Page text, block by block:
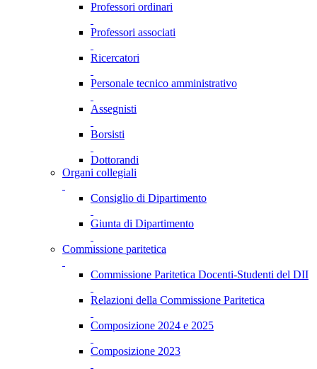
Professori ordinari
Professori associati
Ricercatori
Personale tecnico amministrativo
Assegnisti
Borsisti
Dottorandi
Organi collegiali
Consiglio di Dipartimento
Giunta di Dipartimento
Commissione paritetica
Commissione Paritetica Docenti-Studenti del DII
Relazioni della Commissione Paritetica
Composizione 2024 e 2025
Composizione 2023